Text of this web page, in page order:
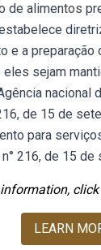
de alimentos
e a preparação
eles sejam
nacional
de 15 de
para
216, de 15 de
LEARN